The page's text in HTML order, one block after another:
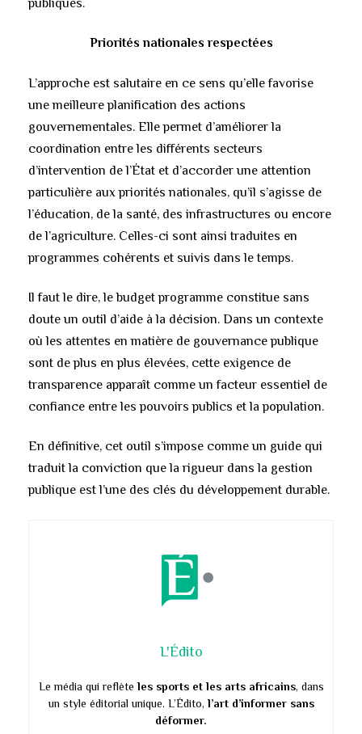
publiques.
Priorités nationales respectées
L’approche est salutaire en ce sens qu’elle favorise
une meilleure planification des actions
gouvernementales. Elle permet d’améliorer la
coordination entre les différents secteurs
d’intervention de l’État et d’accorder une attention
particulière aux priorités nationales, qu’il s’agisse de
l’éducation, de la santé, des infrastructures ou encore
de l’agriculture. Celles-ci sont ainsi traduites en
programmes cohérents et suivis dans le temps.
Il faut le dire, le budget programme constitue sans
doute un outil d’aide à la décision. Dans un contexte
où les attentes en matière de gouvernance publique
sont de plus en plus élevées, cette exigence de
transparence apparaît comme un facteur essentiel de
confiance entre les pouvoirs publics et la population.
En définitive, cet outil s’impose comme un guide qui
traduit la conviction que la rigueur dans la gestion
publique est l’une des clés du développement durable.
L'Édito
Le média qui reflète les sports et les arts africains, dans
un style éditorial unique. L’Édito, l’art d’informer sans
déformer.